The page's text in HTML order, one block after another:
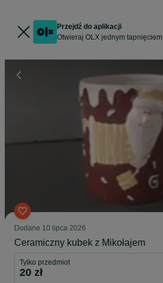
Przejdź do aplikacji
Otwieraj OLX jednym tapnięciem
Dodane 10 lipca 2026
Ceramiczny kubek z Mikołajem
Tylko przedmiot
20 zł